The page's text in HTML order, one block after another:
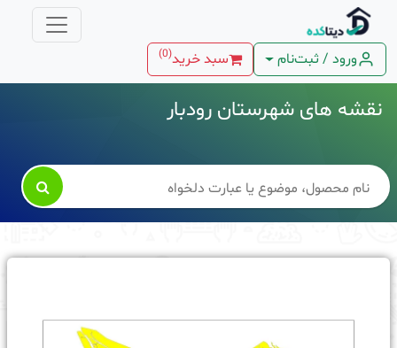
ورود / ثبت‌نام سبد خرید(
0
)
نقشه های شهرستان رودبار
